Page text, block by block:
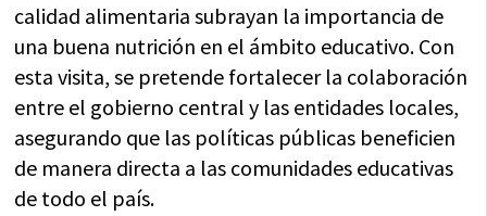
calidad alimentaria subrayan la importancia de
una buena nutrición en el ámbito educativo. Con
esta visita, se pretende fortalecer la colaboración
entre el gobierno central y las entidades locales,
asegurando que las políticas públicas beneficien
de manera directa a las comunidades educativas
de todo el país.